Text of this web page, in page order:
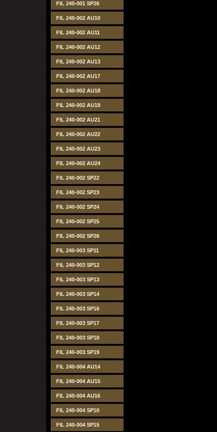
FIL 240-001 SP26
FIL 240-002 AU10
FIL 240-002 AU11
FIL 240-002 AU12
FIL 240-002 AU13
FIL 240-002 AU17
FIL 240-002 AU18
FIL 240-002 AU19
FIL 240-002 AU21
FIL 240-002 AU22
FIL 240-002 AU23
FIL 240-002 AU24
FIL 240-002 SP22
FIL 240-002 SP23
FIL 240-002 SP24
FIL 240-002 SP25
FIL 240-002 SP26
FIL 240-003 SP11
FIL 240-003 SP12
FIL 240-003 SP13
FIL 240-003 SP14
FIL 240-003 SP16
FIL 240-003 SP17
FIL 240-003 SP18
FIL 240-003 SP19
FIL 240-004 AU14
FIL 240-004 AU15
FIL 240-004 AU16
FIL 240-004 SP10
FIL 240-004 SP15